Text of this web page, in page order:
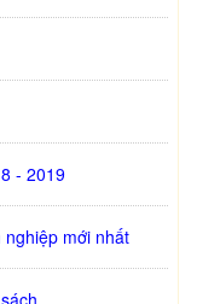
- 2019
mới nhất